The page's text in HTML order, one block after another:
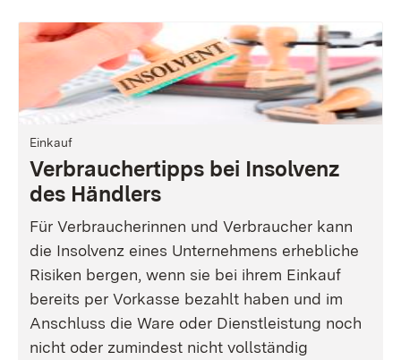
Einkauf
Verbrauchertipps bei Insolvenz
des Händlers
Für Verbraucherinnen und Verbraucher kann
die Insolvenz eines Unternehmens erhebliche
Risiken bergen, wenn sie bei ihrem Einkauf
bereits per Vorkasse bezahlt haben und im
Anschluss die Ware oder Dienstleistung noch
nicht oder zumindest nicht vollständig